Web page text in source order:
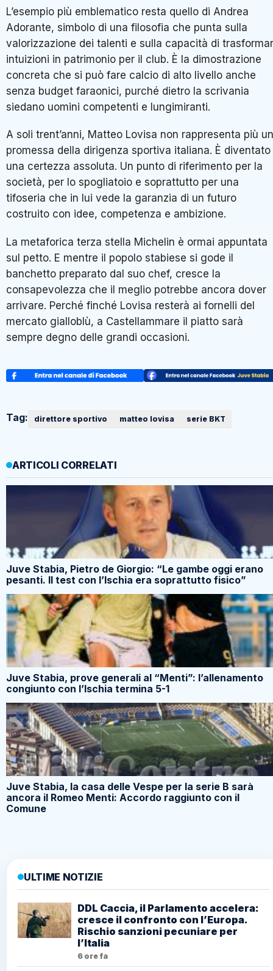
L’esempio più emblematico resta quello di Andrea
Adorante, simbolo di una filosofia che punta sulla
valorizzazione dei talenti e sulla capacità di
intuizioni in patrimonio per il club. È la dimostrazione
concreta che si può fare calcio di alto livello anche
senza budget faraonici, purché dietro la scrivania
siedano uomini competenti e lungimiranti.
A soli trent’anni, Matteo Lovisa non rappresenta più
promessa della dirigenza sportiva italiana. È diventato
una certezza assoluta. Un punto di riferimento per la
società, per lo spogliatoio e soprattutto per una
tifoseria che in lui vede la garanzia di un futuro
costruito con idee, competenza e ambizione.
La metaforica terza stella Michelin è ormai appuntata
sul petto. E mentre il popolo stabiese si gode il
banchetto preparato dal suo chef, cresce la
consapevolezza che il meglio potrebbe ancora dover
arrivare. Perché finché Lovisa resterà ai fornelli del
mercato gialloblù, a Castellammare il piatto sarà
sempre degno delle grandi occasioni.
Tag: direttore sportivo matteo lovisa serie BKT
ARTICOLI CORRELATI
Juve Stabia, Pietro de Giorgio: “Le gambe oggi erano
pesanti. Il test con l’Ischia era soprattutto fisico”
Juve Stabia, prove generali al “Menti”: l’allenamento
congiunto con l’Ischia termina 5-1
Juve Stabia, la casa delle Vespe per la serie B sarà
ancora il Romeo Menti: Accordo raggiunto con il
Comune
ULTIME NOTIZIE
DDL Caccia, il Parlamento accelera:
cresce il confronto con l’Europa.
Rischio sanzioni pecuniare per
l’Italia
6 ore fa